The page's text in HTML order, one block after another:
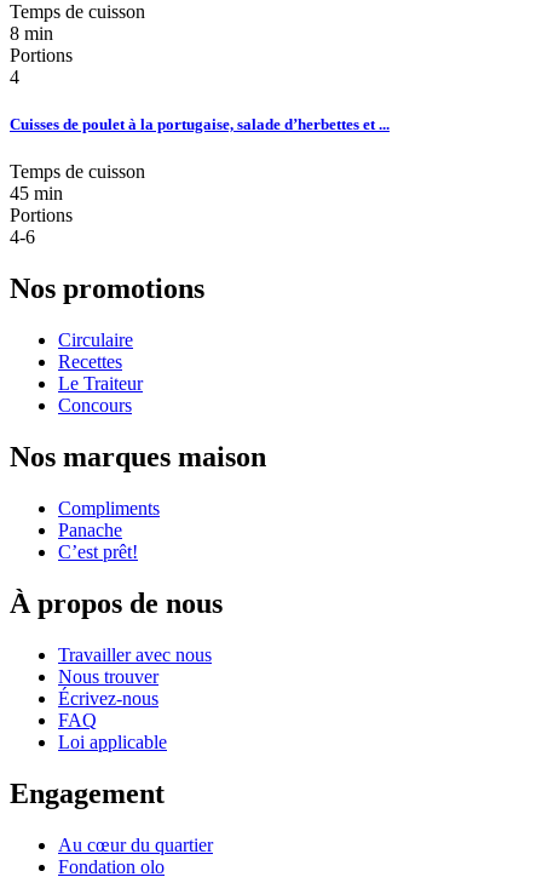
Temps de cuisson
8 min
Portions
4
Cuisses de poulet à la portugaise, salade d’herbettes et ...
Temps de cuisson
45 min
Portions
4-6
Nos promotions
Circulaire
Recettes
Le Traiteur
Concours
Nos marques maison
Compliments
Panache
C’est prêt!
À propos de nous
Travailler avec nous
Nous trouver
Écrivez-nous
FAQ
Loi applicable
Engagement
Au cœur du quartier
Fondation olo